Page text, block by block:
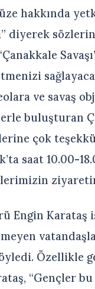
hakkında
diyerek
ve savaş
buluşturan
çok
saat 10.00-
Engin Karataş
“Gençler